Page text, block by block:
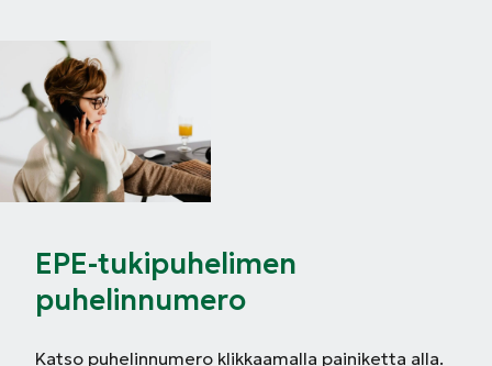
EPE-tukipuhelimen
puhelinnumero
Katso puhelinnumero klikkaamalla painiketta alla.